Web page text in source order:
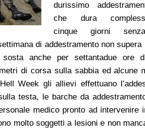
durissimo
che dura
cinque giorni
di addestramento non supera
anche per settantadue ore
di corsa sulla sabbia ed alcune
Week gli allievi effettuano
testa, le barche da
medico pronto ad intervenire
molto soggetti a lesioni e non